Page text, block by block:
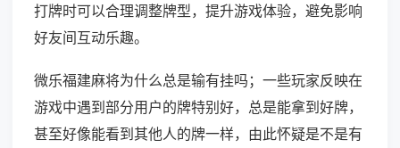
打牌时可以合理调整牌型，提升游戏体验，避免影响
好友间互动乐趣。
微乐福建麻将为什么总是输有挂吗；一些玩家反映在
游戏中遇到部分用户的牌特别好，总是能拿到好牌，
甚至好像能看到其他人的牌一样，由此怀疑是不是有